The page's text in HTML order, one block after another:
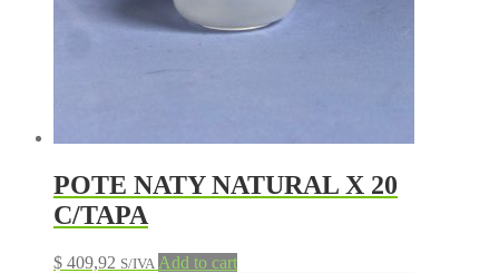
POTE NATY NATURAL X 20
C/TAPA
$ 409,92 S/IVA Add to cart